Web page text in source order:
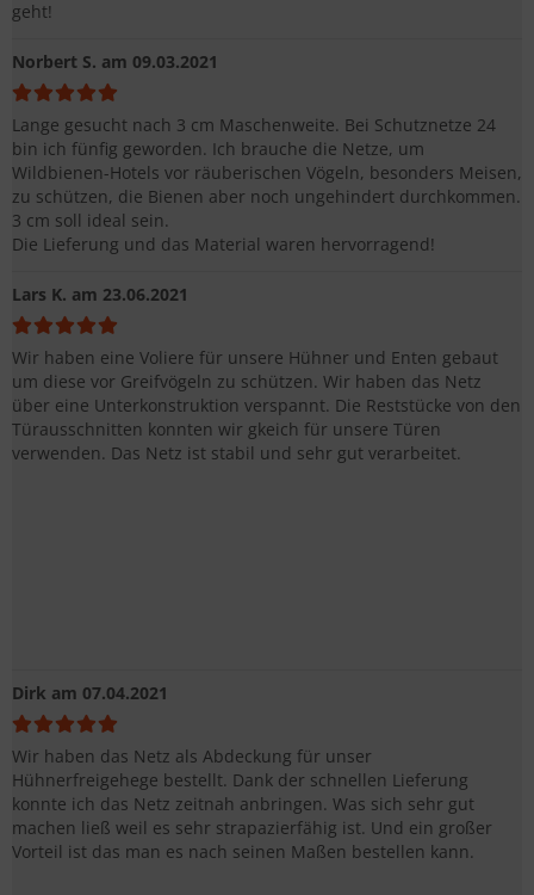
geht!
Norbert S. am 09.03.2021
Lange gesucht nach 3 cm Maschenweite. Bei Schutznetze 24
bin ich fünfig geworden. Ich brauche die Netze, um
Wildbienen-Hotels vor räuberischen Vögeln, besonders Meisen,
zu schützen, die Bienen aber noch ungehindert durchkommen.
3 cm soll ideal sein.
Die Lieferung und das Material waren hervorragend!
Lars K. am 23.06.2021
Wir haben eine Voliere für unsere Hühner und Enten gebaut
um diese vor Greifvögeln zu schützen. Wir haben das Netz
über eine Unterkonstruktion verspannt. Die Reststücke von den
Türausschnitten konnten wir gkeich für unsere Türen
verwenden. Das Netz ist stabil und sehr gut verarbeitet.
Dirk am 07.04.2021
Wir haben das Netz als Abdeckung für unser
Hühnerfreigehege bestellt. Dank der schnellen Lieferung
konnte ich das Netz zeitnah anbringen. Was sich sehr gut
machen ließ weil es sehr strapazierfähig ist. Und ein großer
Vorteil ist das man es nach seinen Maßen bestellen kann.